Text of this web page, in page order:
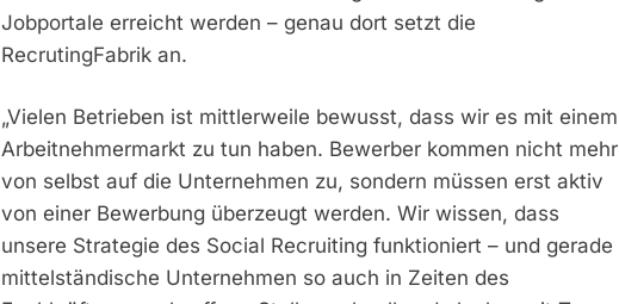
Jobportale erreicht werden – genau dort setzt die
RecrutingFabrik an.
„Vielen Betrieben ist mittlerweile bewusst, dass wir es mit einem
Arbeitnehmermarkt zu tun haben. Bewerber kommen nicht mehr
von selbst auf die Unternehmen zu, sondern müssen erst aktiv
von einer Bewerbung überzeugt werden. Wir wissen, dass
unsere Strategie des Social Recruiting funktioniert – und gerade
mittelständische Unternehmen so auch in Zeiten des